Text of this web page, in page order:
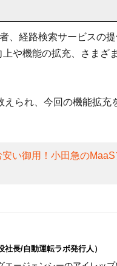
、経路検索サービスの
や機能の拡充、さまざ
られ、今回の機能拡充
い御用！小田急の
社長/自動運転ラボ発行人）